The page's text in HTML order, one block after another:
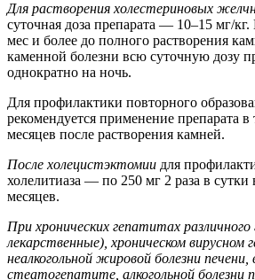
Для растворения холестериновых
суточная доза препарата — 10–15 мг/
мес и более до полного растворения
каменной болезни всю суточную дозу
однократно на ночь.
Для профилактики повторного
рекомендуется применение препарата в
месяцев после растворения камней.
После холецистэктомии для
холелитиаза — по 250 мг 2 раза в сутки
месяцев.
При хронических гепатитах различного
лекарственные), хроническом вирусном
неалкогольной жировой болезни печени,
стеатогепатите, алкогольной болезни